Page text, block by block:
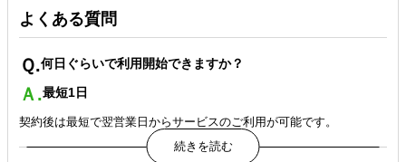
よくある質問
Ｑ.何日ぐらいで利用開始できますか？
Ａ.最短1日
契約後は最短で翌営業日からサービスのご利用が可能です。